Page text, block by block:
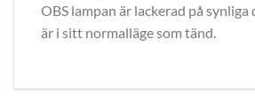
OBS lampan är lackerad på synliga
är i sitt normalläge som tänd.